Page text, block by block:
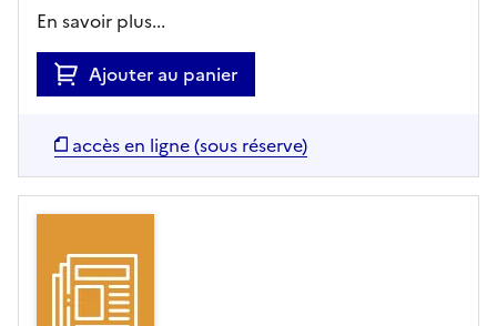
En savoir plus...
Ajouter au panier
accès en ligne (sous réserve)